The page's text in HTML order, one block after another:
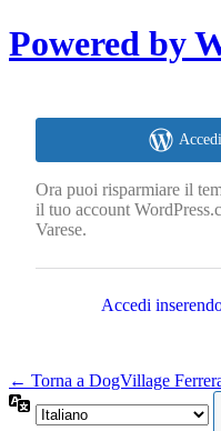
Powered by
Ora puoi risparmiare il
il tuo account
Varese.
Accedi
← Torna a DogVillage